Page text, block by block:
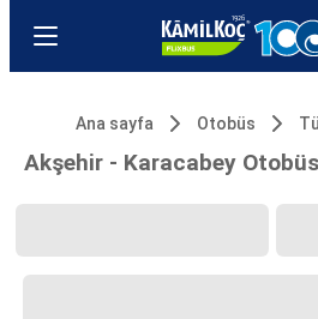
Ana sayfa Otobüs
Akşehir - Karacabey